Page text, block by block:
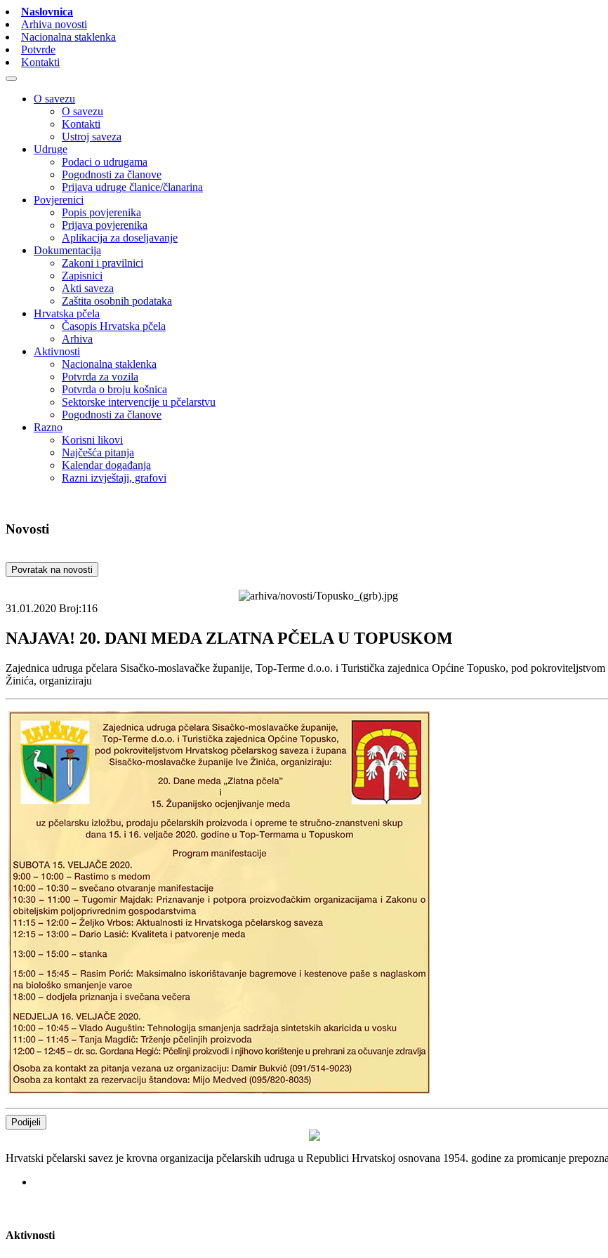
Naslovnica
Arhiva novosti
Nacionalna staklenka
Potvrde
Kontakti
O savezu
O savezu
Kontakti
Ustroj saveza
Udruge
Podaci o udrugama
Pogodnosti za članove
Prijava udruge članice/članarina
Povjerenici
Popis povjerenika
Prijava povjerenika
Aplikacija za doseljavanje
Dokumentacija
Zakoni i pravilnici
Zapisnici
Akti saveza
Zaštita osobnih podataka
Hrvatska pčela
Časopis Hrvatska pčela
Arhiva
Aktivnosti
Nacionalna staklenka
Potvrda za vozila
Potvrda o broju košnica
Sektorske intervencije u pčelarstvu
Pogodnosti za članove
Razno
Korisni likovi
Najčešća pitanja
Kalendar događanja
Razni izvještaji, grafovi
Novosti
Povratak na novosti
31.01.2020 Broj:116
NAJAVA! 20. DANI MEDA ZLATNA PČELA U TOPUSKOM
Zajednica udruga pčelara Sisačko-moslavačke županije, Top-Terme d.o.o. i Turistička zajednica Općine Topusko, pod
Žinića, organiziraju
Podijeli
Hrvatski pčelarski savez je krovna organizacija pčelarskih udruga u Republici Hrvatskoj osnovana 1954. godine za promicanje
Aktivnosti